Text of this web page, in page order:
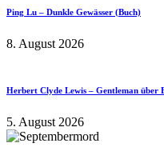
Ping Lu – Dunkle Gewässer (Buch)
8. August 2026
Herbert Clyde Lewis – Gentleman über
5. August 2026